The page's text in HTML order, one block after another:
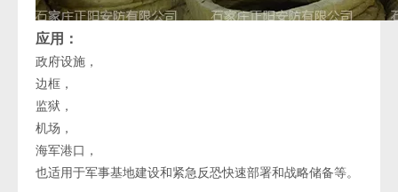
应用：
政府设施，
边框，
监狱，
机场，
海军港口，
也适用于军事基地建设和紧急反恐快速部署和战略储备等。